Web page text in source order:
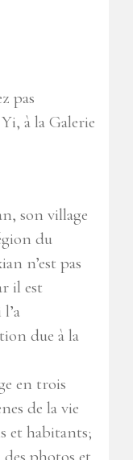
pas
à la Galerie
son village
du
n’est pas
il est
due à la
en trois
de la vie
et habitants;